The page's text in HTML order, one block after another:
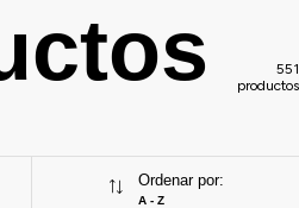
551
productos
Ordenar por:
A - Z